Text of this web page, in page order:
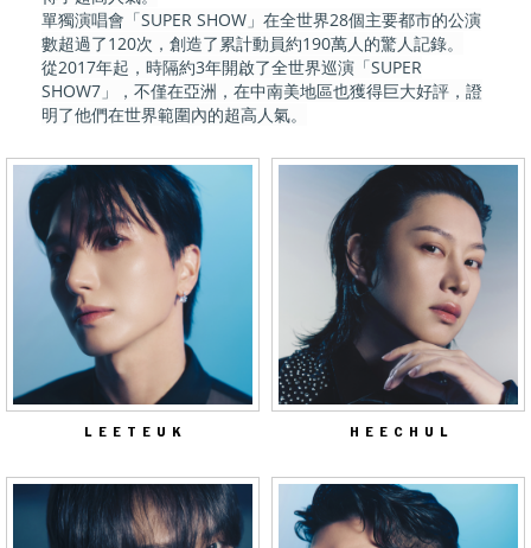
單獨演唱會「SUPER SHOW」在全世界28個主要都市的公演
數超過了120次，創造了累計動員約190萬人的驚人記錄。
從2017年起，時隔約3年開啟了全世界巡演「SUPER
SHOW7」，不僅在亞洲，在中南美地區也獲得巨大好評，證
明了他們在世界範圍內的超高人氣。
LEETEUK HEECHUL